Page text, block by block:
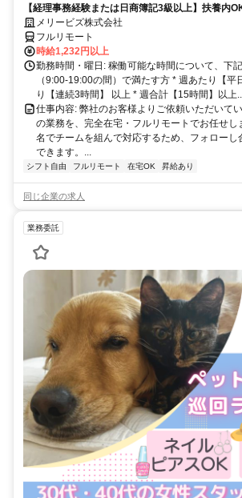
【経理事務経験または日商簿記3級以上】扶養内
完全在宅で育児・介護中の方も大歓迎♪
メリービズ株式会社
フルリモート
時給1,232円以上
勤務時間・曜日: 稼働可能な時間について、下
（9:00-19:00の間）で満たす方 * 週あたり【平
り【連続3時間】 以上 * 週合計【15時間】以上
仕事内容: 弊社のお客様よりご依頼いただいて
の業務を、完全在宅・フルリモートでお任せし
名でチームを組んで対応するため、フォローし
できます。...
シフト自由 フルリモート 在宅OK 昇給あり
同じ企業の求人
業務委託